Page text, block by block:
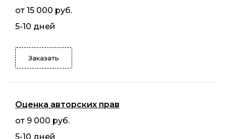
от 15 000 руб.
5-10 дней
Заказать
Оценка авторских прав
от 9 000 руб.
5-10 дней